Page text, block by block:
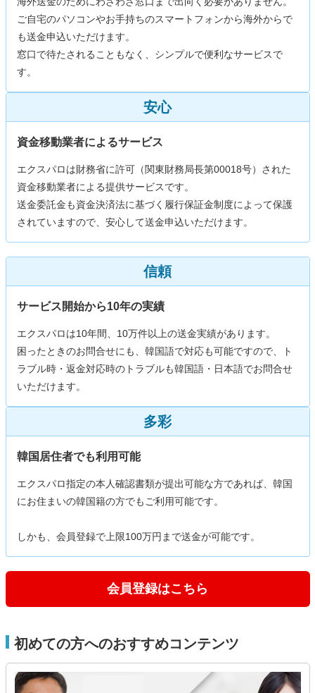
ご自宅のパソコンやお手持ちのスマートフォンから海外からで
も送金申込いただけます。
窓口で待たされることもなく、シンプルで便利なサービスで
す。
安心
資金移動業者によるサービス
エクスパロは財務省に許可（関東財務局長第00018号）された
資金移動業者による提供サービスです。
送金委託金も資金決済法に基づく履行保証金制度によって保護
されていますので、安心して送金申込いただけます。
信頼
サービス開始から10年の実績
エクスパロは10年間、10万件以上の送金実績があります。
困ったときのお問合せにも、韓国語で対応も可能ですので、ト
ラブル時・返金対応時のトラブルも韓国語・日本語でお問合せ
いただけます。
多彩
韓国居住者でも利用可能
エクスパロ指定の本人確認書類が提出可能な方であれば、韓国
にお住まいの韓国籍の方でもご利用可能です。
しかも、会員登録で上限100万円まで送金が可能です。
会員登録はこちら
初めての方へのおすすめコンテンツ